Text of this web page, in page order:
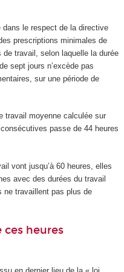
le respect de la directive
prescriptions minimales de
travail, selon laquelle la durée
sept jours n’excède pas
sur une période de
travail moyenne calculée sur
passe de 44 heures
vont jusqu’à 60 heures, elles
avec des durées du travail
ne travaillent pas plus de
heures